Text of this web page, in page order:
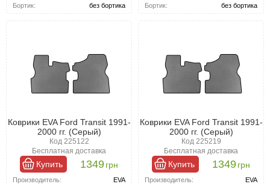
Бортик:
без бортика
Бортик:
без бортика
Коврики EVA Ford Transit 1991-
2000 гг. (Серый)
Код 225122
Бесплатная доставка
Купить 1349грн
Производитель:
EVA
Коврики EVA Ford Transit 1991-
2000 гг. (Серый)
Код 225219
Бесплатная доставка
Купить 1349грн
Производитель:
EVA